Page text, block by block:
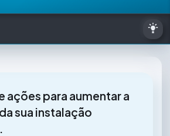
ações para aumentar a
sua instalação